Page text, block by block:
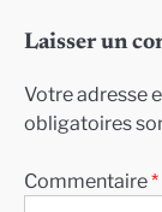
Laisser un
Votre adresse
obligatoires
Commentaire*